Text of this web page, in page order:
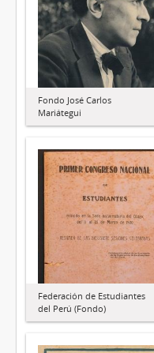
Fondo José Carlos
Mariátegui
Federación de Estudiantes
del Perú (Fondo)